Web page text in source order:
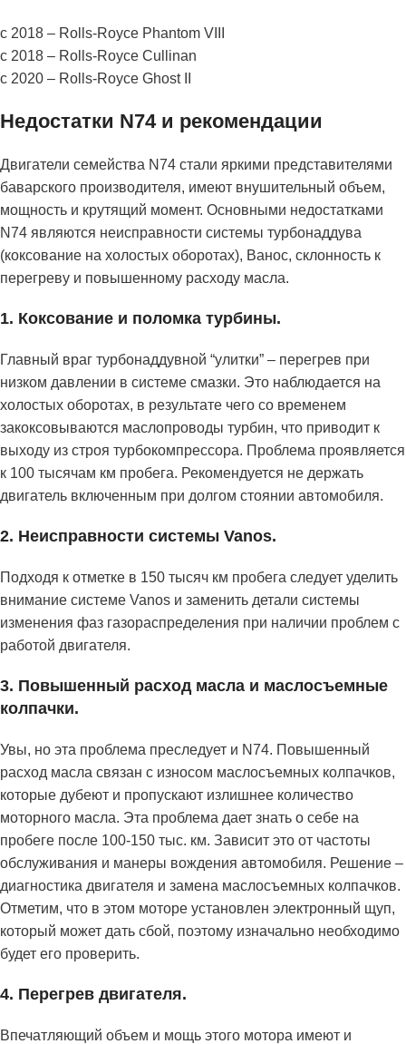
с 2018 – Rolls-Royce Phantom VIII
с 2018 – Rolls-Royce Cullinan
с 2020 – Rolls-Royce Ghost II
Недостатки N74 и рекомендации
Двигатели семейства N74 стали яркими представителями
баварского производителя, имеют внушительный объем,
мощность и крутящий момент. Основными недостатками
N74 являются неисправности системы турбонаддува
(коксование на холостых оборотах), Ванос, склонность к
перегреву и повышенному расходу масла.
1. Коксование и поломка турбины.
Главный враг турбонаддувной “улитки” – перегрев при
низком давлении в системе смазки. Это наблюдается на
холостых оборотах, в результате чего со временем
закоксовываются маслопроводы турбин, что приводит к
выходу из строя турбокомпрессора. Проблема проявляется
к 100 тысячам км пробега. Рекомендуется не держать
двигатель включенным при долгом стоянии автомобиля.
2. Неисправности системы Vanos.
Подходя к отметке в 150 тысяч км пробега следует уделить
внимание системе Vanos и заменить детали системы
изменения фаз газораспределения при наличии проблем с
работой двигателя.
3. Повышенный расход масла и маслосъемные
колпачки.
Увы, но эта проблема преследует и N74. Повышенный
расход масла связан с износом маслосъемных колпачков,
которые дубеют и пропускают излишнее количество
моторного масла. Эта проблема дает знать о себе на
пробеге после 100-150 тыс. км. Зависит это от частоты
обслуживания и манеры вождения автомобиля. Решение –
диагностика двигателя и замена маслосъемных колпачков.
Отметим, что в этом моторе установлен электронный щуп,
который может дать сбой, поэтому изначально необходимо
будет его проверить.
4. Перегрев двигателя.
Впечатляющий объем и мощь этого мотора имеют и